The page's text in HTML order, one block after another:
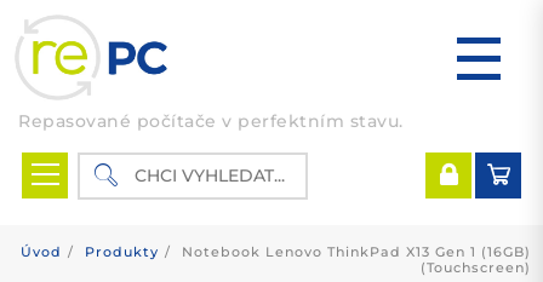
content
Repasované počítače v perfektním stavu.
Úvod Produkty
Notebook Lenovo ThinkPad X13 Gen 1 (16GB)
(Touchscreen)